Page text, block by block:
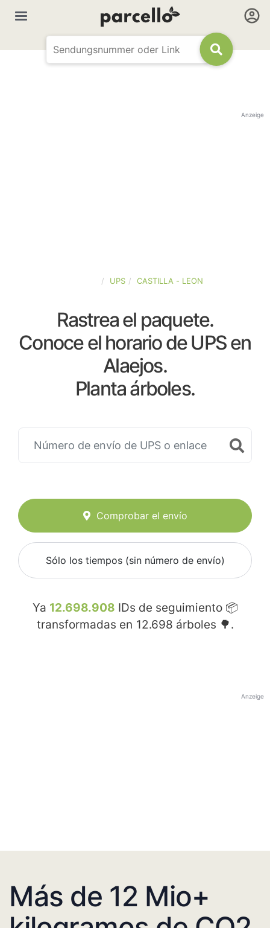
Anzeige
UPS CASTILLA - LEON
Rastrea el paquete.
Conoce el horario de UPS en
Alaejos.
Planta árboles.
Comprobar el envío
Sólo los tiempos (sin número de envío)
Ya 12.698.908 IDs de seguimiento 📦
transformadas en 12.698 árboles 🌳.
Anzeige
Más de 12 Mio+